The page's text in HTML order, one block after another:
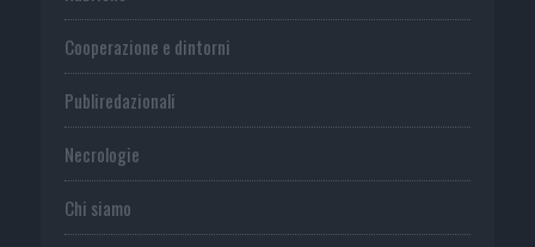
Cooperazione e dintorni
Publiredazionali
Necrologie
Chi siamo